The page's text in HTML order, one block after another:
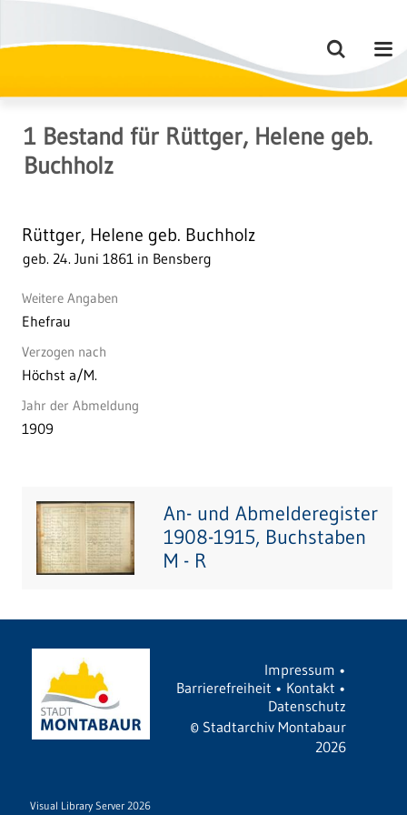
1 Bestand für Rüttger, Helene geb.
Buchholz
Rüttger, Helene geb. Buchholz
geb. 24. Juni 1861 in Bensberg
Weitere Angaben
Ehefrau
Verzogen nach
Höchst a/M.
Jahr der Abmeldung
1909
An- und Abmelderegister
1908-1915, Buchstaben
M - R
Impressum •
Barrierefreiheit • Kontakt •
Datenschutz
© Stadtarchiv Montabaur
2026
Visual Library Server 2026